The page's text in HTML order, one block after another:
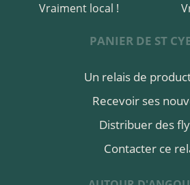
Vraiment local !
PANIER DE ST
Un relais de
Recevoir ses
Distribuer des
Contacter ce